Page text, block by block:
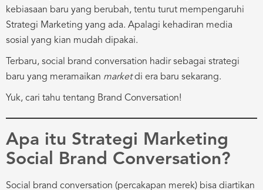
kebiasaan baru yang berubah, tentu turut mempengaruhi
Strategi Marketing yang ada. Apalagi kehadiran media
sosial yang kian mudah dipakai.
Terbaru, social brand conversation hadir sebagai strategi
baru yang meramaikan marketdi era baru sekarang.
Yuk, cari tahu tentang Brand Conversation!
Apa itu Strategi Marketing
Social Brand Conversation?
Social brand conversation (percakapan merek) bisa diartikan